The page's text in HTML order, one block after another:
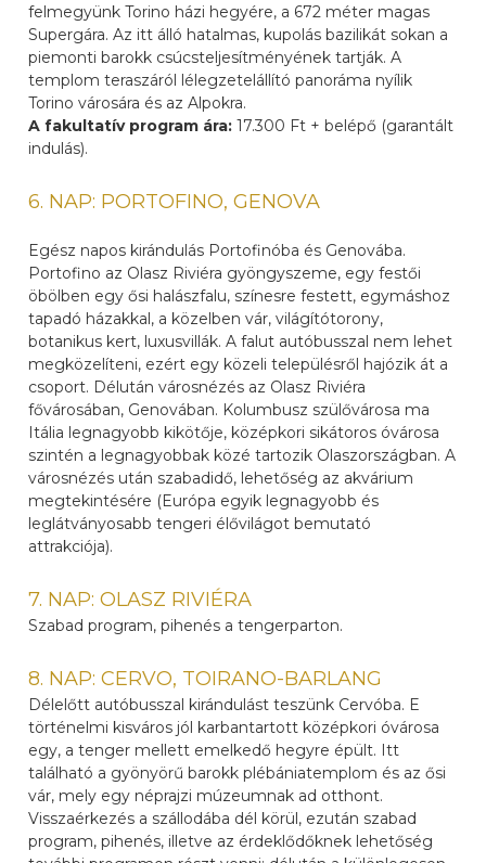
felmegyünk Torino házi hegyére, a 672 méter magas
Supergára. Az itt álló hatalmas, kupolás bazilikát sokan a
piemonti barokk csúcsteljesítményének tartják. A
templom teraszáról lélegzetelállító panoráma nyílik
Torino városára és az Alpokra.
A fakultatív program ára:17.300 Ft + belépő (garantált
indulás).
6. NAP: PORTOFINO, GENOVA
Egész napos kirándulás Portofinóba és Genovába.
Portofino az Olasz Riviéra gyöngyszeme, egy festői
öbölben egy ősi halászfalu, színesre festett, egymáshoz
tapadó házakkal, a közelben vár, világítótorony,
botanikus kert, luxusvillák. A falut autóbusszal nem lehet
megközelíteni, ezért egy közeli településről hajózik át a
csoport. Délután városnézés az Olasz Riviéra
fővárosában, Genovában. Kolumbusz szülővárosa ma
Itália legnagyobb kikötője, középkori sikátoros óvárosa
szintén a legnagyobbak közé tartozik Olaszországban. A
városnézés után szabadidő, lehetőség az akvárium
megtekintésére (Európa egyik legnagyobb és
leglátványosabb tengeri élővilágot bemutató
attrakciója).
7. NAP: OLASZ RIVIÉRA
Szabad program, pihenés a tengerparton.
8. NAP: CERVO, TOIRANO-BARLANG
Délelőtt autóbusszal kirándulást teszünk Cervóba. E
történelmi kisváros jól karbantartott középkori óvárosa
egy, a tenger mellett emelkedő hegyre épült. Itt
található a gyönyörű barokk plébániatemplom és az ősi
vár, mely egy néprajzi múzeumnak ad otthont.
Visszaérkezés a szállodába dél körül, ezután szabad
program, pihenés, illetve az érdeklődőknek lehetőség